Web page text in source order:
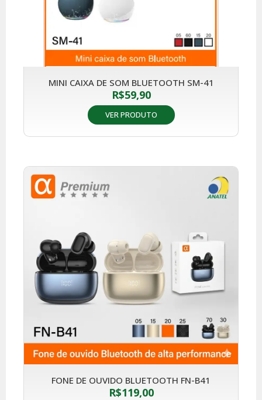
MINI CAIXA DE SOM BLUETOOTH SM-41
R$59,90
VER PRODUTO
FONE DE OUVIDO BLUETOOTH FN-B41
R$119,00